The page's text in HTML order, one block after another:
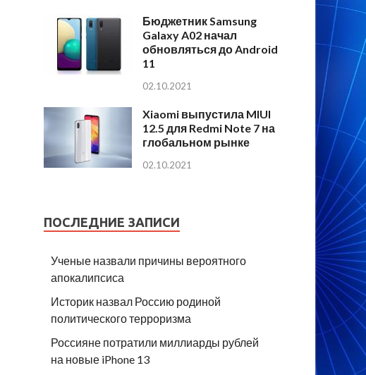
Бюджетник Samsung
Galaxy A02 начал
обновляться до Android
11
02.10.2021
Xiaomi выпустила MIUI
12.5 для Redmi Note 7 на
глобальном рынке
02.10.2021
ПОСЛЕДНИЕ ЗАПИСИ
Ученые назвали причины вероятного
апокалипсиса
Историк назвал Россию родиной
политического терроризма
Россияне потратили миллиарды рублей
на новые iPhone 13